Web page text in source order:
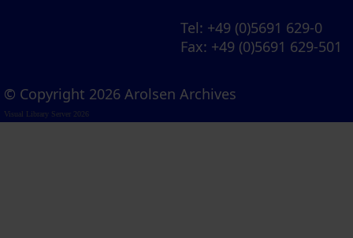
Tel: +49 (0)5691 629-0
Fax: +49 (0)5691 629-501
© Copyright 2026 Arolsen Archives
Visual Library Server 2026